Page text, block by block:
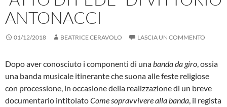
ANTONACCI
01/12/2018 BEATRICE CERAVOLO LASCIA UN COMMENTO
Dopo aver conosciuto i componenti di unabanda da giro, ossia
una banda musicale itinerante che suona alle feste religiose
con processione, in occasione della realizzazione di un breve
documentario intitolatoCome sopravvivere alla banda, il regista